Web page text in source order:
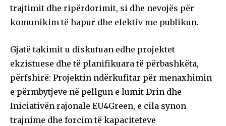
trajtimit dhe ripërdorimit, si dhe nevojës për
komunikim të hapur dhe efektiv me publikun.
Gjatë takimit u diskutuan edhe projektet
ekzistuese dhe të planifikuara të përbashkëta,
përfshirë: Projektin ndërkufitar për menaxhimin
e përmbytjeve në pellgun e lumit Drin dhe
Iniciativën rajonale EU4Green, e cila synon
trajnime dhe forcim të kapaciteteve